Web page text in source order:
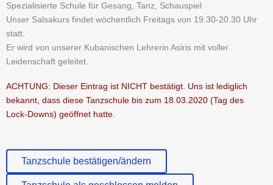
Spezialisierte Schule für Gesang, Tanz, Schauspiel
Unser Salsakurs findet wöchentlich Freitags von 19.30-20.30 Uhr
statt.
Er wird von unserer Kubanischen Lehrerin Asiris mit voller
Leidenschaft geleitet.
ACHTUNG: Dieser Eintrag ist NICHT bestätigt. Uns ist lediglich
bekannt, dass diese Tanzschule bis zum 18.03.2020 (Tag des
Lock-Downs) geöffnet hatte.
Tanzschule bestätigen/ändern